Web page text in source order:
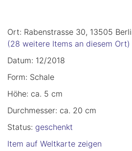
Ort: Rabenstrasse 30, 13505
(28 weitere Items an diesem Ort)
Datum: 12/2018
Form: Schale
Höhe: ca. 5 cm
Durchmesser: ca. 20 cm
Status: geschenkt
Item auf Weltkarte zeigen